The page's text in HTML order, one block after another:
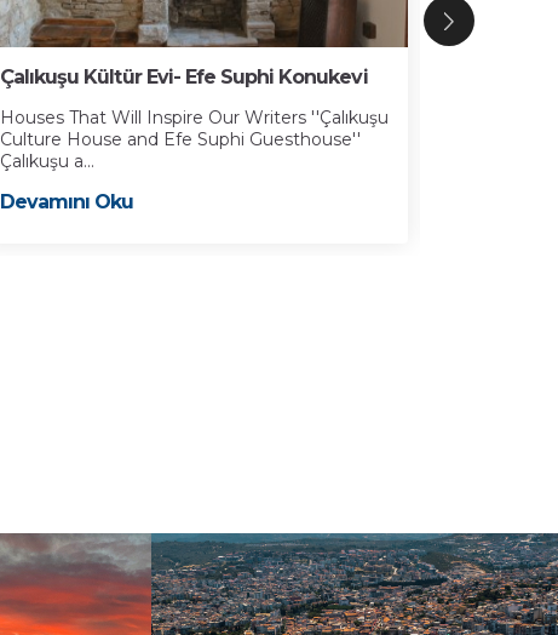
Çalıkuşu Kültür Evi- Efe Suphi Konukevi
Houses That Will Inspire Our Writers ''Çalıkuşu
Culture House and Efe Suphi Guesthouse''
Çalıkuşu a...
Devamını Oku